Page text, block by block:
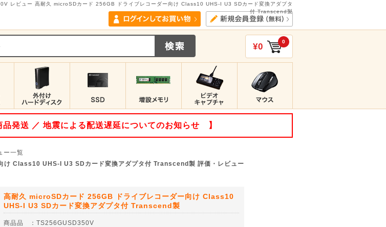
レビュー 高耐久 microSDカード 256GB ドライブレコーダー向け Class10 UHS-I U3 SDカード変換アダプタ
付 Transcend製
¥0 0
発送 ／ 地震による配送遅延についてのお知らせ 】
ー一覧
Class10 UHS-I U3 SDカード変換アダプタ付 Transcend製 評価・レビュー
高耐久 microSDカード 256GB ドライブレコーダー向け Class10
UHS-I U3 SDカード変換アダプタ付 Transcend製
商品品
：TS256GUSD350V